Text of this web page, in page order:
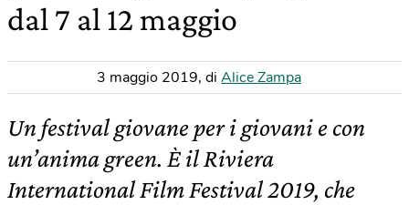
dal 7 al 12 maggio
3 maggio 2019, di Alice Zampa
Un festival giovane per i giovani e con
un’anima green. È il Riviera
International Film Festival 2019, che